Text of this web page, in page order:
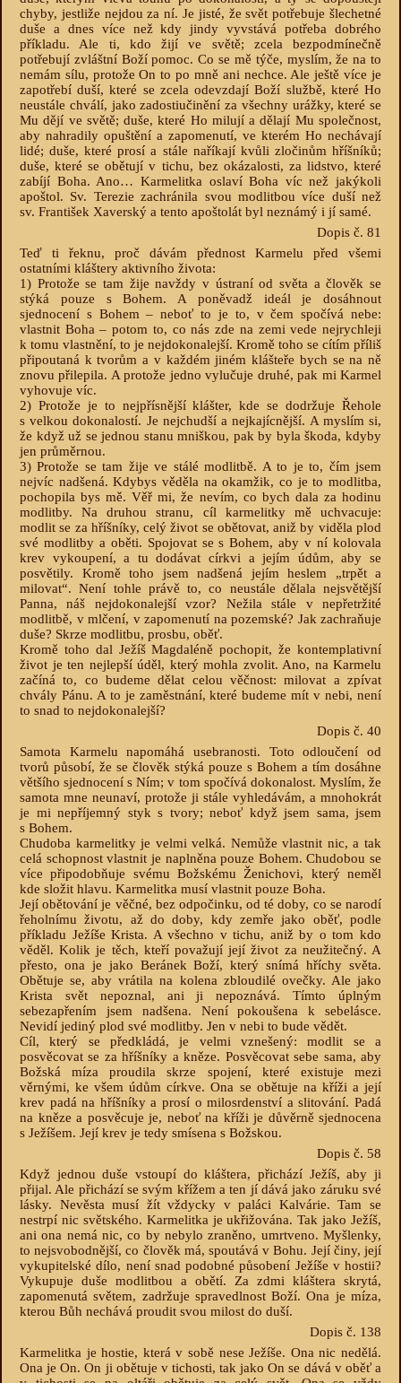
chyby, jestliže nejdou za ní. Je jisté, že svět potřebuje šlechetné
duše a dnes více než kdy jindy vyvstává potřeba dobrého
příkladu. Ale ti, kdo žijí ve světě; zcela bezpodmínečně
potřebují zvláštní Boží pomoc. Co se mě týče, myslím, že na to
nemám sílu, protože On to po mně ani nechce. Ale ještě více je
zapotřebí duší, které se zcela odevzdají Boží službě, které Ho
neustále chválí, jako zadostiučinění za všechny urážky, které se
Mu dějí ve světě; duše, které Ho milují a dělají Mu společnost,
aby nahradily opuštění a zapomenutí, ve kterém Ho nechávají
lidé; duše, které prosí a stále naříkají kvůli zločinům hříšníků;
duše, které se obětují v tichu, bez okázalosti, za lidstvo, které
zabíjí Boha. Ano… Karmelitka oslaví Boha víc než jakýkoli
apoštol. Sv. Terezie zachránila svou modlitbou více duší než
sv. František Xaverský a tento apoštolát byl neznámý i jí samé.
Dopis č. 81
Teď ti řeknu, proč dávám přednost Karmelu před všemi
ostatními kláštery aktivního života:
1) Protože se tam žije navždy v ústraní od světa a člověk se
stýká pouze s Bohem. A poněvadž ideál je dosáhnout
sjednocení s Bohem – neboť to je to, v čem spočívá nebe:
vlastnit Boha – potom to, co nás zde na zemi vede nejrychleji
k tomu vlastnění, to je nejdokonalejší. Kromě toho se cítím příliš
připoutaná k tvorům a v každém jiném klášteře bych se na ně
znovu přilepila. A protože jedno vylučuje druhé, pak mi Karmel
vyhovuje víc.
2) Protože je to nejpřísnější klášter, kde se dodržuje Řehole
s velkou dokonalostí. Je nejchudší a nejkajícnější. A myslím si,
že když už se jednou stanu mniškou, pak by byla škoda, kdyby
jen průměrnou.
3) Protože se tam žije ve stálé modlitbě. A to je to, čím jsem
nejvíc nadšená. Kdybys věděla na okamžik, co je to modlitba,
pochopila bys mě. Věř mi, že nevím, co bych dala za hodinu
modlitby. Na druhou stranu, cíl karmelitky mě uchvacuje:
modlit se za hříšníky, celý život se obětovat, aniž by viděla plod
své modlitby a oběti. Spojovat se s Bohem, aby v ní kolovala
krev vykoupení, a tu dodávat církvi a jejím údům, aby se
posvětily. Kromě toho jsem nadšená jejím heslem „trpět a
milovat“. Není tohle právě to, co neustále dělala nejsvětější
Panna, náš nejdokonalejší vzor? Nežila stále v nepřetržité
modlitbě, v mlčení, v zapomenutí na pozemské? Jak zachraňuje
duše? Skrze modlitbu, prosbu, oběť.
Kromě toho dal Ježíš Magdaléně pochopit, že kontemplativní
život je ten nejlepší úděl, který mohla zvolit. Ano, na Karmelu
začíná to, co budeme dělat celou věčnost: milovat a zpívat
chvály Pánu. A to je zaměstnání, které budeme mít v nebi, není
to snad to nejdokonalejší?
Dopis č. 40
Samota Karmelu napomáhá usebranosti. Toto odloučení od
tvorů působí, že se člověk stýká pouze s Bohem a tím dosáhne
většího sjednocení s Ním; v tom spočívá dokonalost. Myslím, že
samota mne neunaví, protože ji stále vyhledávám, a mnohokrát
je mi nepříjemný styk s tvory; neboť když jsem sama, jsem
s Bohem.
Chudoba karmelitky je velmi velká. Nemůže vlastnit nic, a tak
celá schopnost vlastnit je naplněna pouze Bohem. Chudobou se
více připodobňuje svému Božskému Ženichovi, který neměl
kde složit hlavu. Karmelitka musí vlastnit pouze Boha.
Její obětování je věčné, bez odpočinku, od té doby, co se narodí
řeholnímu životu, až do doby, kdy zemře jako oběť, podle
příkladu Ježíše Krista. A všechno v tichu, aniž by o tom kdo
věděl. Kolik je těch, kteří považují její život za neužitečný. A
přesto, ona je jako Beránek Boží, který snímá hříchy světa.
Obětuje se, aby vrátila na kolena zbloudilé ovečky. Ale jako
Krista svět nepoznal, ani ji nepoznává. Tímto úplným
sebezapřením jsem nadšena. Není pokoušena k sebelásce.
Nevidí jediný plod své modlitby. Jen v nebi to bude vědět.
Cíl, který se předkládá, je velmi vznešený: modlit se a
posvěcovat se za hříšníky a kněze. Posvěcovat sebe sama, aby
Božská míza proudila skrze spojení, které existuje mezi
věrnými, ke všem údům církve. Ona se obětuje na kříži a její
krev padá na hříšníky a prosí o milosrdenství a slitování. Padá
na kněze a posvěcuje je, neboť na kříži je důvěrně sjednocena
s Ježíšem. Její krev je tedy smísena s Božskou.
Dopis č. 58
Když jednou duše vstoupí do kláštera, přichází Ježíš, aby ji
přijal. Ale přichází se svým křížem a ten jí dává jako záruku své
lásky. Nevěsta musí žít vždycky v paláci Kalvárie. Tam se
nestrpí nic světského. Karmelitka je ukřižována. Tak jako Ježíš,
ani ona nemá nic, co by nebylo zraněno, umrtveno. Myšlenky,
to nejsvobodnější, co člověk má, spoutává v Bohu. Její činy, její
vykupitelské dílo, není snad podobné působení Ježíše v hostii?
Vykupuje duše modlitbou a obětí. Za zdmi kláštera skrytá,
zapomenutá světem, zadržuje spravedlnost Boží. Ona je míza,
kterou Bůh nechává proudit svou milost do duší.
Dopis č. 138
Karmelitka je hostie, která v sobě nese Ježíše. Ona nic nedělá.
Ona je On. On ji obětuje v tichosti, tak jako On se dává v oběť a